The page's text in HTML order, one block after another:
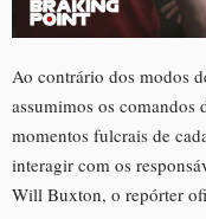
Ao contrário dos modos
assumimos os comandos
momentos fulcrais de
interagir com os
Will Buxton, o repórter